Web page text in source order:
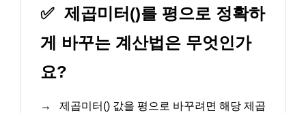
✅ 제곱미터()를 평으로 정확하
게 바꾸는 계산법은 무엇인가
요?
→
제곱미터() 값을 평으로 바꾸려면 해당 제곱